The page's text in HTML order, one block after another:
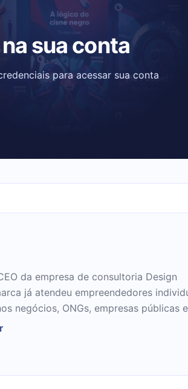
sua conta
para acessar sua conta
da empresa de consultoria Design
já atendeu empreendedores
negócios, ONGs, empresas públicas e
Fortune 500.